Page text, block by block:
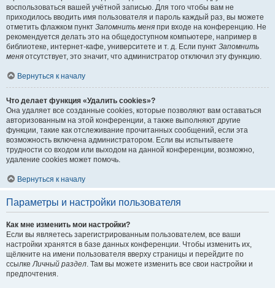
воспользоваться вашей учётной записью. Для того чтобы вам не
приходилось вводить имя пользователя и пароль каждый раз, вы можете
отметить флажком пункт Запомнить меня при входе на конференцию. Не
рекомендуется делать это на общедоступном компьютере, например в
библиотеке, интернет-кафе, университете и т. д. Если пункт Запомнить
меня отсутствует, это значит, что администратор отключил эту функцию.
Вернуться к началу
Что делает функция «Удалить cookies»?
Она удаляет все созданные cookies, которые позволяют вам оставаться
авторизованным на этой конференции, а также выполняют другие
функции, такие как отслеживание прочитанных сообщений, если эта
возможность включена администратором. Если вы испытываете
трудности со входом или выходом на данной конференции, возможно,
удаление cookies может помочь.
Вернуться к началу
Параметры и настройки пользователя
Как мне изменить мои настройки?
Если вы являетесь зарегистрированным пользователем, все ваши
настройки хранятся в базе данных конференции. Чтобы изменить их,
щёлкните на имени пользователя вверху страницы и перейдите по
ссылкеЛичный раздел. Там вы можете изменить все свои настройки и
предпочтения.